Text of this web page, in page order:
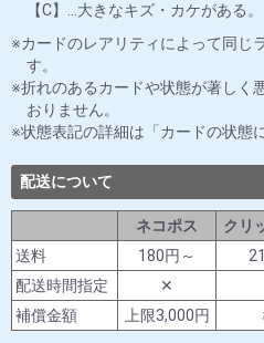
【C】…大きなキズ・カケがある。
カードのレアリティによって同じ
す。
折れのあるカードや状態が著しく
おりません。
状態表記の詳細は「カードの状態
配送について
ネコポス クリ
送料
180円～
配送時間指定
✕
補償金額
上限3,000円